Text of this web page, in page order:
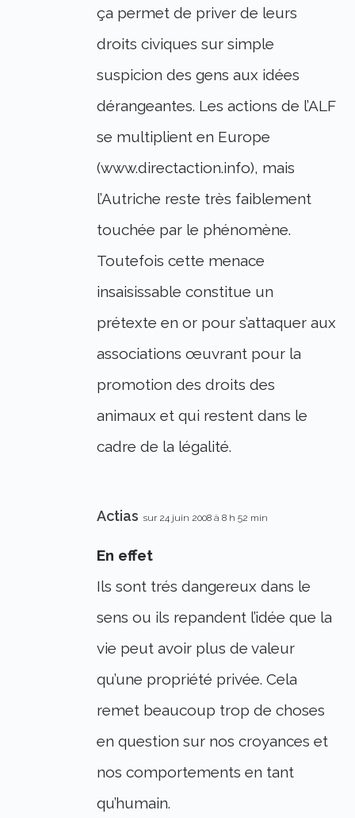
ça permet de priver de leurs
droits civiques sur simple
suspicion des gens aux idées
dérangeantes. Les actions de l’ALF
se multiplient en Europe
(www.directaction.info), mais
l’Autriche reste très faiblement
touchée par le phénomène.
Toutefois cette menace
insaisissable constitue un
prétexte en or pour s’attaquer aux
associations œuvrant pour la
promotion des droits des
animaux et qui restent dans le
cadre de la légalité.
Actias sur 24 juin 2008 à 8 h 52 min
En effet
Ils sont trés dangereux dans le
sens ou ils repandent l’idée que la
vie peut avoir plus de valeur
qu’une propriété privée. Cela
remet beaucoup trop de choses
en question sur nos croyances et
nos comportements en tant
qu’humain.